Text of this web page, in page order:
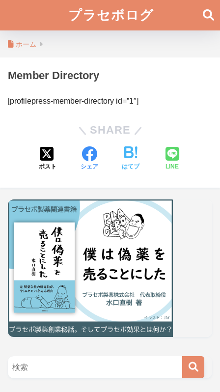
プラセボログ
ホーム
Member Directory
[profilepress-member-directory id=”1″]
SHARE
ポスト シェア はてブ LINE